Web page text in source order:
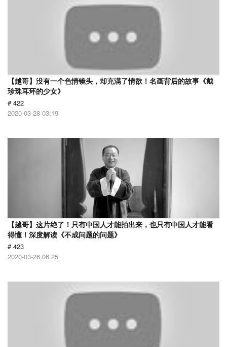
【越哥】没有一个色情镜头，却充满了情欲！名画背后的故事《戴
珍珠耳环的少女》
# 422
2020-03-28 03:19
【越哥】这片绝了！只有中国人才能拍出来，也只有中国人才能看
得懂！深度解读《不成问题的问题》
# 423
2020-03-26 06:25